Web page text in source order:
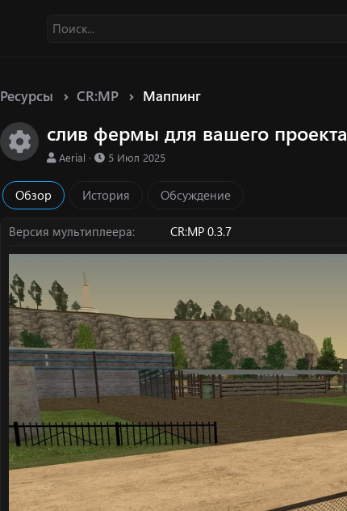
Ресурсы CR:MP Маппинг
Иконка ресурса
слив фермы для вашего проекта
А
т
о
Aerial
Д
а
о
д
я
5 Июл 2025
Обзор История Обсуждение
Версия мультиплеера CR:MP 0.3.7